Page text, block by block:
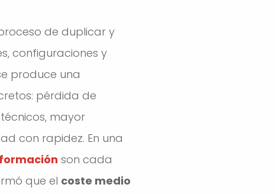
de duplicar y
configuraciones y
produce una
pérdida de
mayor
con rapidez. En una
son cada
que el coste medio